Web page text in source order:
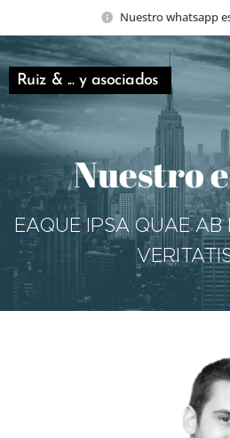
Nuestro whatsapp
Ruiz & ... y asociados
Nuestro
EAQUE IPSA QUAE AB